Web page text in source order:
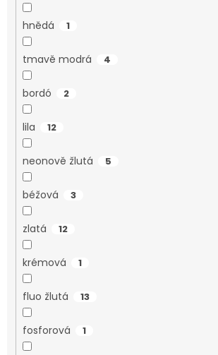
hnědá 1
tmavě modrá 4
bordó 2
lila 12
neonově žlutá 5
béžová 3
zlatá 12
krémová 1
fluo žlutá 13
fosforová 1